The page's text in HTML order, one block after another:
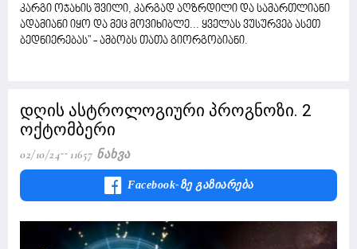
კარგი ოჯახის შვილი, კარგად აღზრდილი და სამართლიანი
ადამიანი იყო და მეც მოვიხიბლე... ყველას ვუსურვებ ასეთ
ბედნიერებას" - ამბობს თათა გიორგობიანი.
დღის ასტროლოგიური პროგნოზი. 2
ოქტომბერი
02/10/24 11657 Ნახვა
Facebook-Ზე Გაზიარება